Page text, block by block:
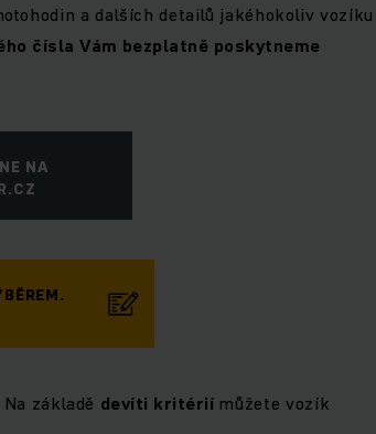
a dalších detailů jakéhokoliv vozíku
čísla Vám bezplatně poskytneme
NA
základě devíti kritérií můžete vozík